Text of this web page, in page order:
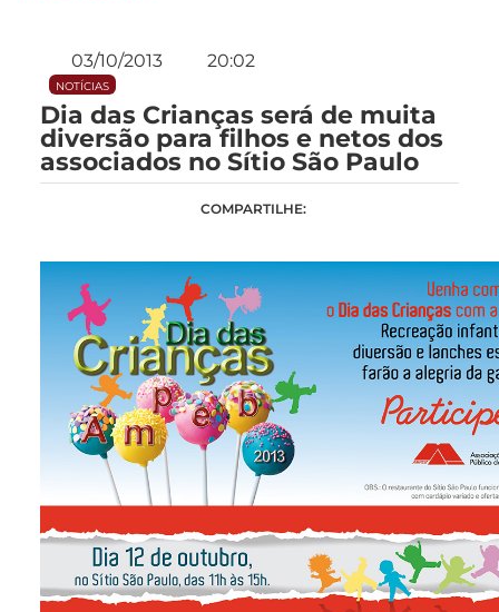
03/10/2013 20:02
NOTÍCIAS
Dia das Crianças será de muita
diversão para filhos e netos dos
associados no Sítio São Paulo
COMPARTILHE: